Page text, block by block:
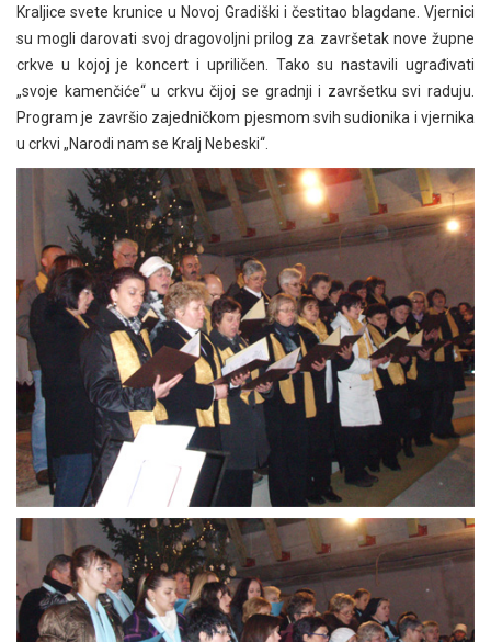
Kraljice svete krunice u Novoj Gradiški i čestitao blagdane. Vjernici
su mogli darovati svoj dragovoljni prilog za završetak nove župne
crkve u kojoj je koncert i upriličen. Tako su nastavili ugrađivati
„svoje kamenčiće“ u crkvu čijoj se gradnji i završetku svi raduju.
Program je završio zajedničkom pjesmom svih sudionika i vjernika
u crkvi „Narodi nam se Kralj Nebeski“.